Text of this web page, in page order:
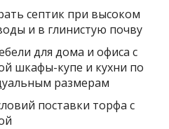
септик при высоком
и в глинистую почву
для дома и офиса с
шкафы-купе и кухни по
размерам
поставки торфа с